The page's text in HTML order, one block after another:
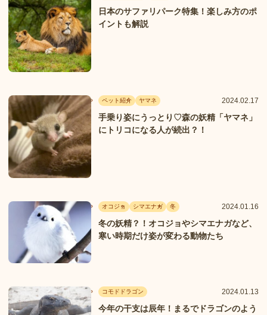
日本のサファリパーク特集！楽しみ方のポ
イントも解説
ペット紹介 ヤマネ 2024.02.17
手乗り姿にうっとり♡森の妖精「ヤマネ」
にトリコになる人が続出？！
オコジョ シマエナガ 冬 2024.01.16
冬の妖精？！オコジョやシマエナガなど、
寒い時期だけ姿が変わる動物たち
コモドドラゴン 2024.01.13
今年の干支は辰年！まるでドラゴンのよう